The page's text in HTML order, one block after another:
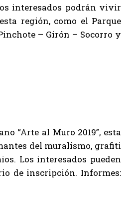
interesados podrán vivir
región, como el Parque
– Girón – Socorro y
“Arte al Muro 2019”, esta
del muralismo, grafiti
Los interesados pueden
de inscripción. Informes: